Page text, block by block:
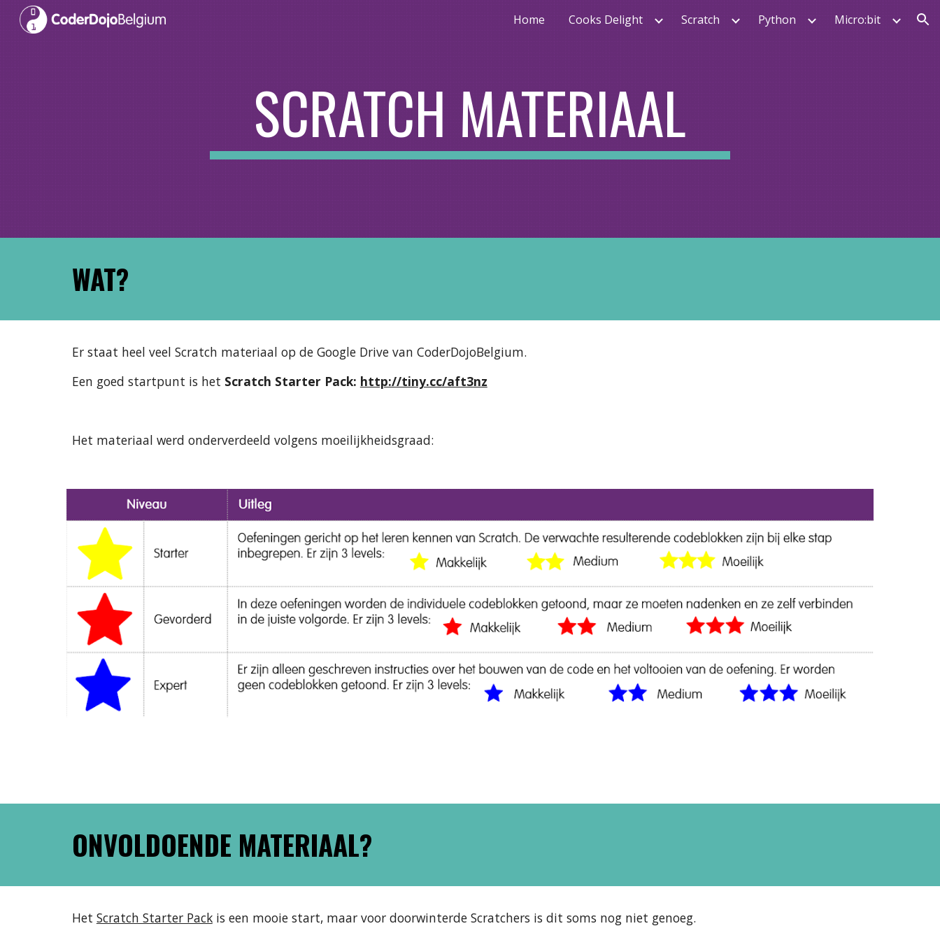
Skip to navigation
Home Cooks Delight Scratch Python Micro:bit
SCRATCH MATERIAAL
WAT?
Er staat heel veel Scratch materiaal op de Google Drive van CoderDojoBelgium.
Een goed startpunt is het Scratch Starter Pack: http://tiny.cc/aft3nz
Het materiaal werd onderverdeeld volgens moeilijkheidsgraad:
ONVOLDOENDE MATERIAAL?
Het Scratch Starter Pack is een mooie start, maar voor doorwinterde Scratchers is dit soms nog niet genoeg.